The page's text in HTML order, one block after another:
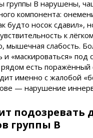
группы B нарушены,
компонента:
будто носок сдавил»,
к
мышечная слабость.
«маскироваться» под
есть поражённый
именно с жалобой
— нарушение
подозревать
группы B